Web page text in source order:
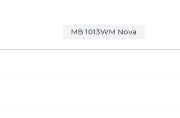
МВ 1013WМ Nova